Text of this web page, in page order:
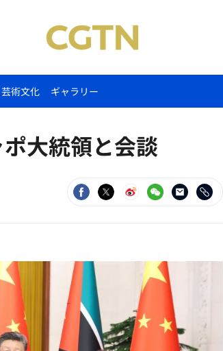
芸術文化 ギャラリー
大統領と会談